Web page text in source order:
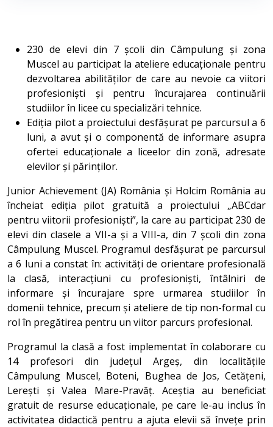
230 de elevi din 7 școli din Câmpulung și zona
Muscel au participat la ateliere educaționale pentru
dezvoltarea abilităților de care au nevoie ca viitori
profesioniști și pentru încurajarea continuării
studiilor în licee cu specializări tehnice.
Ediția pilot a proiectului desfășurat pe parcursul a 6
luni, a avut și o componentă de informare asupra
ofertei educaționale a liceelor din zonă, adresate
elevilor și părinților.
Junior Achievement (JA) România și Holcim România au
încheiat ediția pilot gratuită a proiectului „ABCdar
pentru viitorii profesioniști”, la care au participat 230 de
elevi din clasele a VII-a și a VIII-a, din 7 școli din zona
Câmpulung Muscel. Programul desfășurat pe parcursul
a 6 luni a constat în: activități de orientare profesională
la clasă, interacțiuni cu profesioniști, întâlniri de
informare și încurajare spre urmarea studiilor în
domenii tehnice, precum și ateliere de tip non-formal cu
rol în pregătirea pentru un viitor parcurs profesional.
Programul la clasă a fost implementat în colaborare cu
14 profesori din județul Argeș, din localitățile
Câmpulung Muscel, Boteni, Bughea de Jos, Cetățeni,
Lerești și Valea Mare-Pravăț. Aceștia au beneficiat
gratuit de resurse educaționale, pe care le-au inclus în
activitatea didactică pentru a ajuta elevii să învețe prin